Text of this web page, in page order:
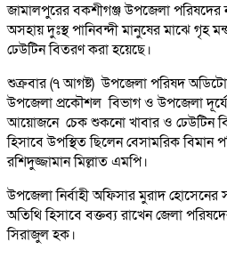
জামালপুরের বকশীগঞ্জ উপজেলা পরিষদের
অসহায় দুঃস্থ পানিবন্দী মানুষের মাঝে গৃহ
ঢেউটিন বিতরণ করা হয়েছে।
শুক্রবার (৭ আগষ্ট) উপজেলা পরিষদ
উপজেলা প্রকৌশল বিভাগ ও উপজেলা
আয়োজনে চেক শুকনো খাবার ও ঢেউটিন
হিসাবে উপস্থিত ছিলেন বেসামরিক বিমান
রশিদুজ্জামান মিল্লাত এমপি।
উপজেলা নির্বাহী অফিসার মুরাদ হোসেনের
অতিথি হিসাবে বক্তব্য রাখেন জেলা
সিরাজুল হক।